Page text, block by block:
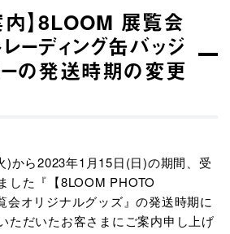
内】8LOOM 展覧会
ーディング缶バッジ
ーの発送時期の変更
)から2023年1月15日(日)の期間、受
した『【8LOOM PHOTO
会オリジナルグッズ』の発送時期に
ただいたお客さまにご案内申し上げ